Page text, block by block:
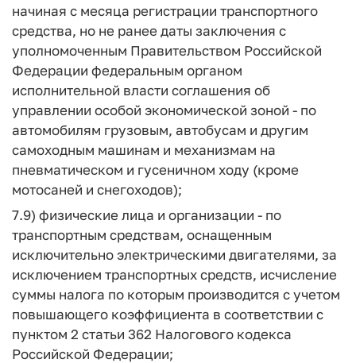
начиная с месяца регистрации транспортного
средства, но не ранее даты заключения с
уполномоченным Правительством Российской
Федерации федеральным органом
исполнительной власти соглашения об
управлении особой экономической зоной - по
автомобилям грузовым, автобусам и другим
самоходным машинам и механизмам на
пневматическом и гусеничном ходу (кроме
мотосаней и снегоходов);
7.9) физические лица и организации - по
транспортным средствам, оснащенным
исключительно электрическими двигателями, за
исключением транспортных средств, исчисление
суммы налога по которым производится с учетом
повышающего коэффициента в соответствии с
пунктом 2 статьи 362 Налогового кодекса
Российской Федерации;